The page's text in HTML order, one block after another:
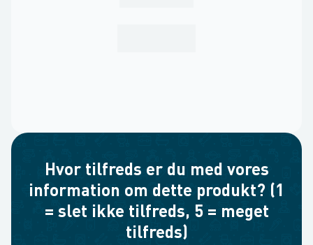
Hvor tilfreds er du med vores
information om dette produkt? (1
= slet ikke tilfreds, 5 = meget
tilfreds)